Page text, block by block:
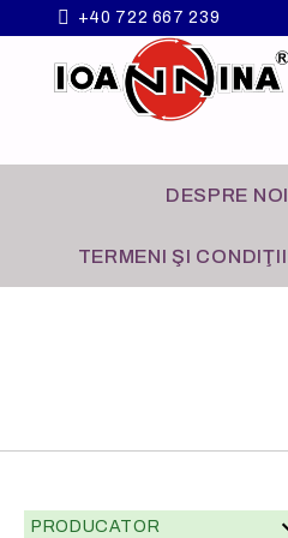
+40 722 667 239
DESPRE NOI
TERMENI ŞI CONDIŢII
PRODUCATOR